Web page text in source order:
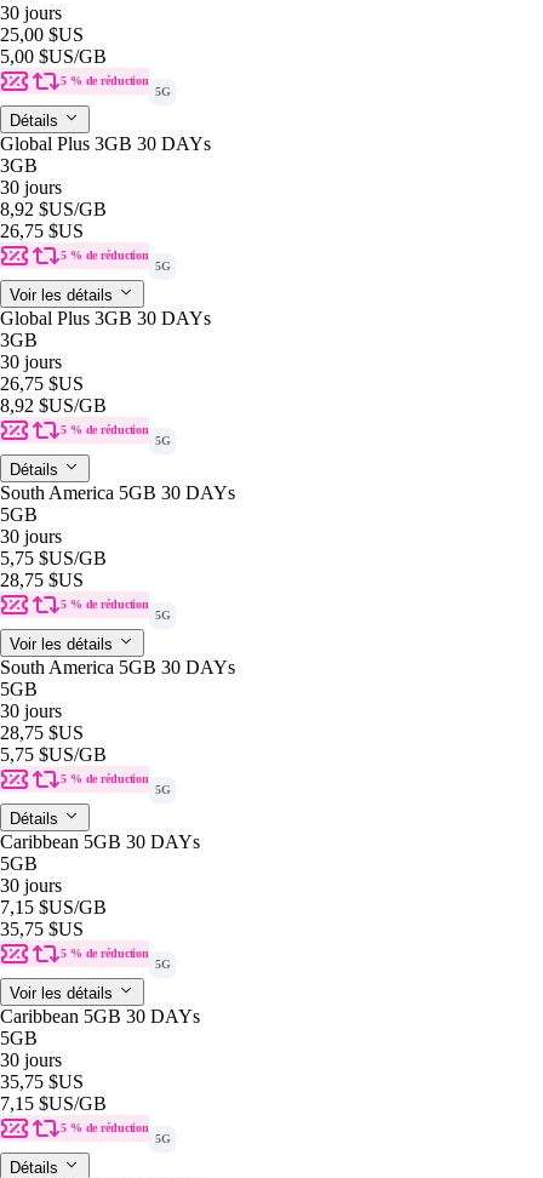
30 jours
25,00 $US
5,00 $US/GB
5 % de réduction
5G
Détails
Global Plus 3GB 30 DAYs
3GB
30 jours
8,92 $US/GB
26,75 $US
5 % de réduction
5G
Voir les détails
Global Plus 3GB 30 DAYs
3GB
30 jours
26,75 $US
8,92 $US/GB
5 % de réduction
5G
Détails
South America 5GB 30 DAYs
5GB
30 jours
5,75 $US/GB
28,75 $US
5 % de réduction
5G
Voir les détails
South America 5GB 30 DAYs
5GB
30 jours
28,75 $US
5,75 $US/GB
5 % de réduction
5G
Détails
Caribbean 5GB 30 DAYs
5GB
30 jours
7,15 $US/GB
35,75 $US
5 % de réduction
5G
Voir les détails
Caribbean 5GB 30 DAYs
5GB
30 jours
35,75 $US
7,15 $US/GB
5 % de réduction
5G
Détails